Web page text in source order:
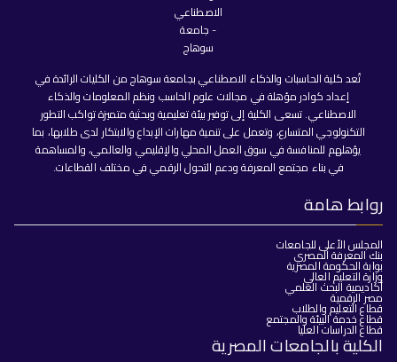
تُعد كلية الحاسبات والذكاء الاصطناعي بجامعة سوهاج من الكليات الرائدة في
إعداد كوادر مؤهلة في مجالات علوم الحاسب ونظم المعلومات والذكاء
الاصطناعي. تسعى الكلية إلى توفير بيئة تعليمية وبحثية متميزة تواكب التطور
التكنولوجي المتسارع، وتعمل على تنمية مهارات الإبداع والابتكار لدى طلابها، بما
يؤهلهم للمنافسة في سوق العمل المحلي والإقليمي والعالمي، والمساهمة
في بناء مجتمع المعرفة ودعم التحول الرقمي في مختلف القطاعات.
روابط هامة
المجلس الأعلى للجامعات
بنك المعرفة المصري
بوابة الحكومة المصرية
وزارة التعليم العالي
أكاديمية البحث العلمي
مصر الرقمية
قطاع التعليم والطلاب
قطاع خدمة البيئة والمجتمع
قطاع الدراسات العليا
الكلية بالجامعات المصرية